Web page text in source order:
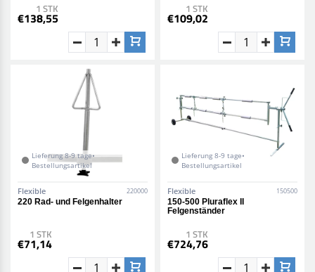
1 STK
€138,55
1 STK
€109,02
Lieferung 8-9 tage•
Bestellungsartikel
Flexible 220000
220 Rad- und Felgenhalter
1 STK
€71,14
Lieferung 8-9 tage•
Bestellungsartikel
Flexible 150500
150-500 Pluraflex II
Felgenständer
1 STK
€724,76